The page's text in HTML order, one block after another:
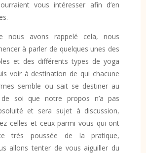
vous intéresser afin d’en
nous avons rappelé cela, nous
à parler de quelques unes des
et des différents types de yoga
voir à destination de qui chacune
semble ou sait se destiner au
soi que notre propos n’a pas
et sera sujet à discussion,
celles et ceux parmi vous qui ont
très poussée de la pratique,
allons tenter de vous aiguiller du